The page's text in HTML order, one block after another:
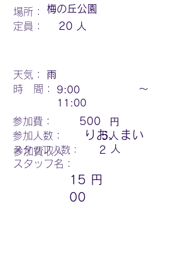
場所：
梅の丘公園
定員：
20 人
天気：
雨
時 間：
9:00 〜
11:00
参加費： 500 円
参加人数：
スタッフ人数：
スタッフ名：
5
2
人
人
15
00
円
りお、まい
参加費収入：